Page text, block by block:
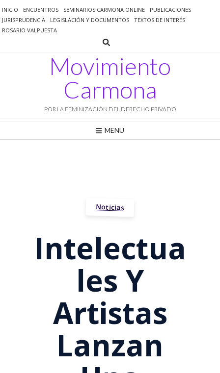
al
contenido
INICIO ENCUENTROS SEMINARIOS CARMONA ONLINE
PUBLICACIONES
JURISPRUDENCIA
LEGISLACIÓN Y DOCUMENTOS
TEXTOS DE INTERÉS
ROSARIO VALPUESTA
Movimiento
Carmona
POR LA FEMINIZACIÓN DEL DERECHO PRIVADO
MENU
Noticias
Intelectua
Les Y
Artistas
Lanzan